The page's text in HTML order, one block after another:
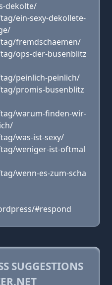
dekolte/
ein-sexy-dekollete-
fremdschaemen/
ops-der-busenblitz
peinlich-peinlich/
promis-busenblitz
warum-finden-wir-
was-ist-sexy/
weniger-ist-oftmal
wenn-es-zum-scha
#respond
SUGGESTIONS